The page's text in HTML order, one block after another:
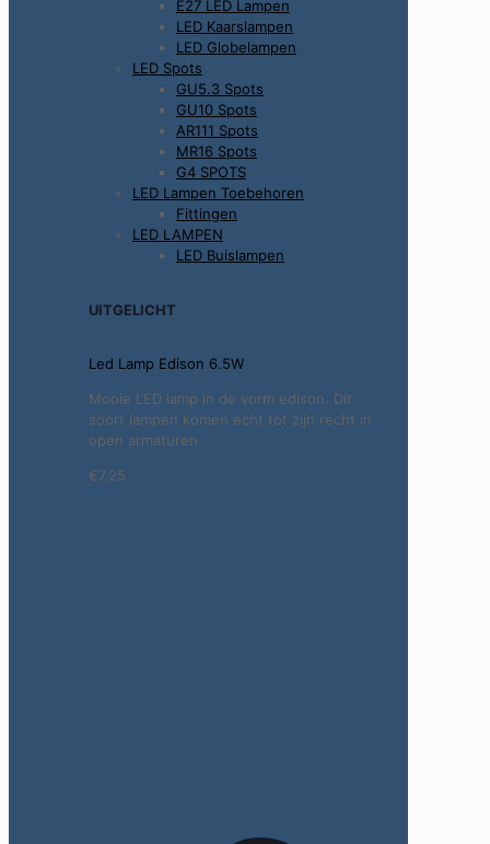
E27 LED Lampen
LED Kaarslampen
LED Globelampen
LED Spots
GU5.3 Spots
GU10 Spots
AR111 Spots
MR16 Spots
G4 SPOTS
LED Lampen Toebehoren
Fittingen
LED LAMPEN
LED Buislampen
UITGELICHT
Led Lamp Edison 6.5W
Mooie LED lamp in de vorm edison. Dit
soort lampen komen echt tot zijn recht in
open armaturen.
€7.25